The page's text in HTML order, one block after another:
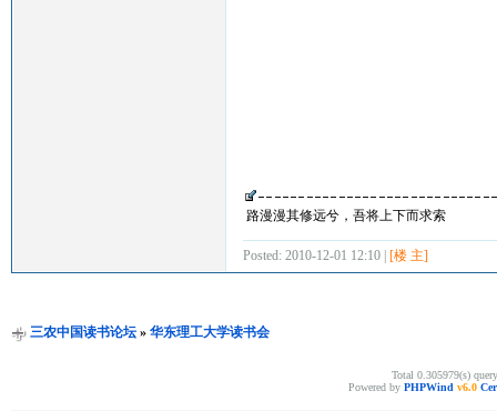
路漫漫其修远兮，吾将上下而求索
Posted: 2010-12-01 12:10 | [楼 主]
三农中国读书论坛» 华东理工大学读书会
Total 0.305979(s)
Powered by PHPWind v6.0